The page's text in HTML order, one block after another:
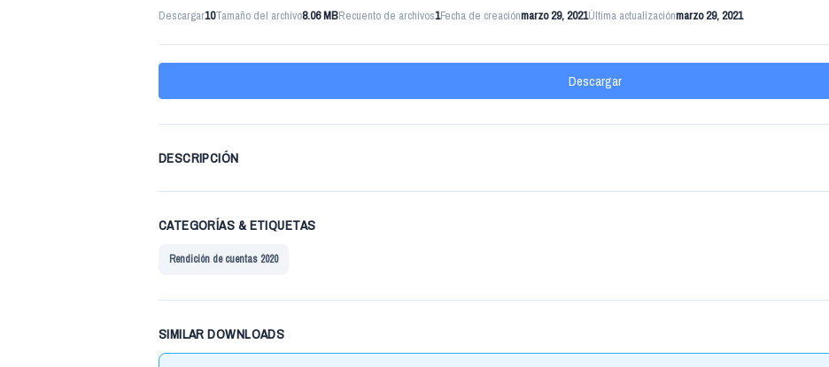
Descargar10Tamaño del archivo8.06 MBRecuento de archivos1Fecha de creaciónmarzo 29, 2021Última actualizaciónmarzo 29, 2021
Descargar
DESCRIPCIÓN
CATEGORÍAS & ETIQUETAS
Rendición de cuentas 2020
SIMILAR DOWNLOADS